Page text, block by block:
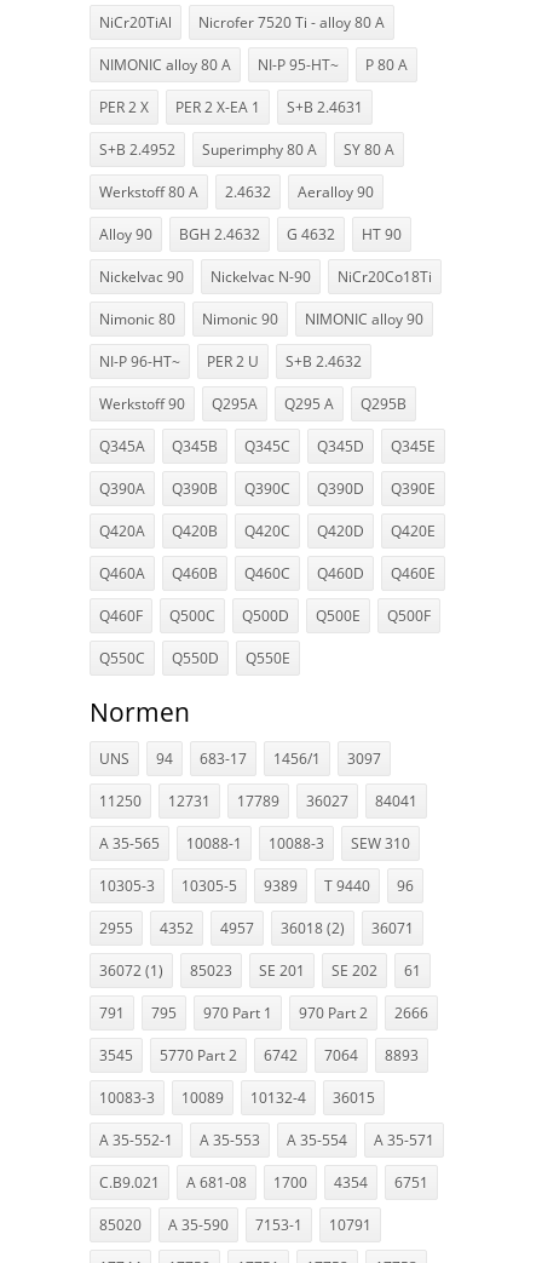
NiCr20TiAl Nicrofer 7520 Ti - alloy 80 A
NIMONIC alloy 80 A NI-P 95-HT~ P 80 A
PER 2 X PER 2 X-EA 1 S+B 2.4631
S+B 2.4952 Superimphy 80 A SY 80 A
Werkstoff 80 A 2.4632 Aeralloy 90
Alloy 90 BGH 2.4632 G 4632 HT 90
Nickelvac 90 Nickelvac N-90 NiCr20Co18Ti
Nimonic 80 Nimonic 90 NIMONIC alloy 90
NI-P 96-HT~ PER 2 U S+B 2.4632
Werkstoff 90 Q295A Q295 A Q295B
Q345A Q345B Q345C Q345D Q345E
Q390A Q390B Q390C Q390D Q390E
Q420A Q420B Q420C Q420D Q420E
Q460A Q460B Q460C Q460D Q460E
Q460F Q500C Q500D Q500E Q500F
Q550C Q550D Q550E
Normen
UNS 94 683-17 1456/1 3097
11250 12731 17789 36027 84041
A 35-565 10088-1 10088-3 SEW 310
10305-3 10305-5 9389 T 9440 96
2955 4352 4957 36018 (2) 36071
36072 (1) 85023 SE 201 SE 202 61
791 795 970 Part 1 970 Part 2 2666
3545 5770 Part 2 6742 7064 8893
10083-3 10089 10132-4 36015
A 35-552-1 A 35-553 A 35-554 A 35-571
C.B9.021 A 681-08 1700 4354 6751
85020 A 35-590 7153-1 10791